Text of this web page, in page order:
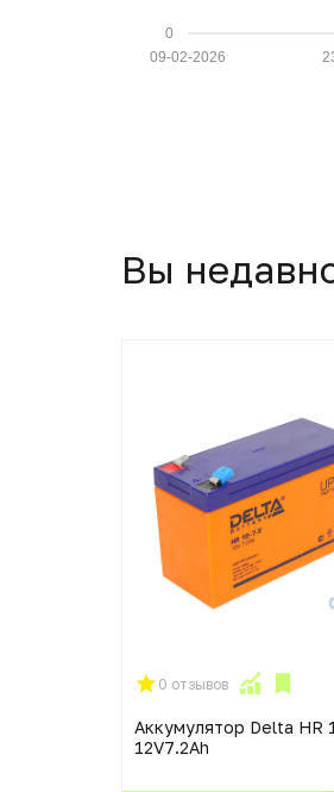
0
09-02-2026
Вы
0 отзывов
Аккумулятор Delta HR
12V7.2Ah